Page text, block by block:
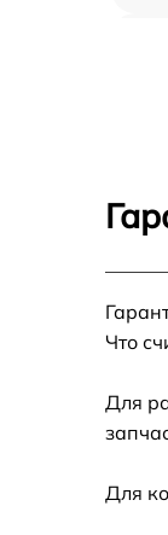
Что
Для
Для